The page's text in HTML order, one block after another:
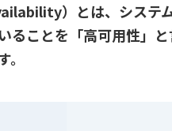
）とは、システ
ることを「高可用性」